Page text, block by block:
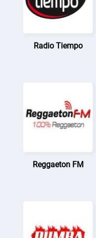
Radio Tiempo
Reggaeton FM